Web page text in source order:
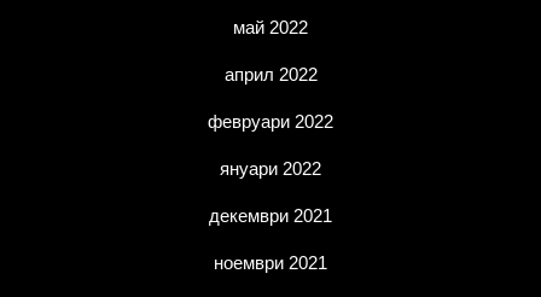
май 2022
април 2022
февруари 2022
януари 2022
декември 2021
ноември 2021